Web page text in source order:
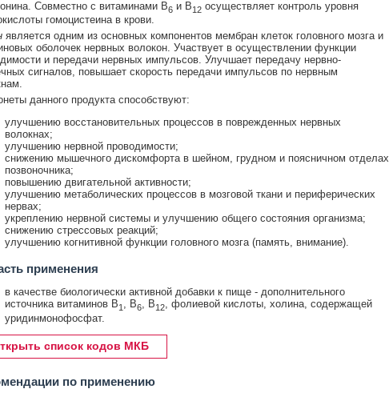
Совместно с витаминами В6и В12осуществляет контроль уровня
гомоцистеина в крови.
является одним из основных компонентов мембран клеток головного мозга и
оболочек нервных волокон. Участвует в осуществлении функции
и передачи нервных импульсов. Улучшает передачу нервно-
сигналов, повышает скорость передачи импульсов по нервным
данного продукта способствуют:
улучшению восстановительных процессов в поврежденных нервных
волокнах;
улучшению нервной проводимости;
снижению мышечного дискомфорта в шейном, грудном и поясничном отделах
позвоночника;
повышению двигательной активности;
улучшению метаболических процессов в мозговой ткани и периферических
нервах;
укреплению нервной системы и улучшению общего состояния организма;
снижению стрессовых реакций;
улучшению когнитивной функции головного мозга (память, внимание).
применения
в качестве биологически активной добавки к пище - дополнительного
источника витаминов В1 , В6, В12, фолиевой кислоты, холина, содержащей
уридинмонофосфат.
список кодов МКБ
по применению